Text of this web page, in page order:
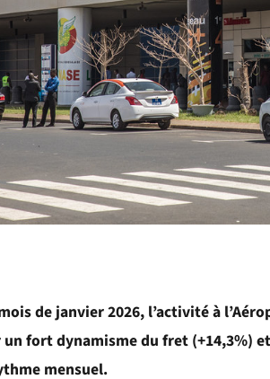
de janvier 2026, l’activité à
un fort dynamisme du fret (+14,3%)
mensuel.